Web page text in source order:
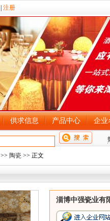
注册
供求信息 产品中心 企业
>> 陶瓷 >> 正文
淄博中强瓷业有